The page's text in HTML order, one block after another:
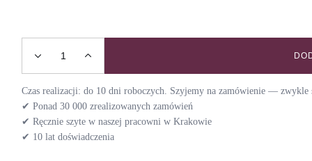
Szelki guard ROYAL / CROWN quantity
Czas realizacji: do 10 dni roboczych. Szyjemy na zamówienie — zwykle
✔ Ponad 30 000 zrealizowanych zamówień
✔ Ręcznie szyte w naszej pracowni w Krakowie
✔ 10 lat doświadczenia